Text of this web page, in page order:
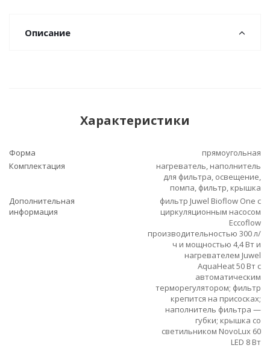
Описание
Характеристики
Форма
прямоугольная
Комплектация
нагреватель, наполнитель
для фильтра, освещение,
помпа, фильтр, крышка
Дополнительная
информация
фильтр Juwel Bioflow One c
циркуляционным насосом
Eccoflow
производительностью 300 л/
ч и мощностью 4,4 Вт и
нагревателем Juwel
AquaHeat 50 Вт с
автоматическим
терморегулятором; фильтр
крепится на присосках;
наполнитель фильтра —
губки; крышка со
светильником NovoLux 60
LED 8 Вт